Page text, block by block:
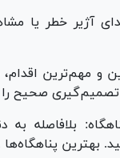
آژیر خطر یا
و مهم‌ترین
صحیح
بلافاصله به
بهترین پناهگاه‌ها